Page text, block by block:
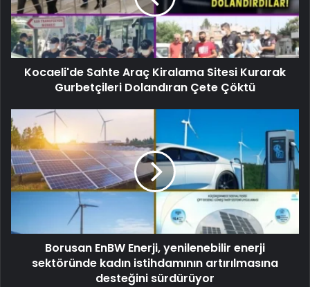
Kocaeli'de Sahte Araç Kiralama Sitesi Kurarak
Gurbetçileri Dolandıran Çete Çöktü
Borusan EnBW Enerji, yenilenebilir enerji
sektöründe kadın istihdamının artırılmasına
desteğini sürdürüyor